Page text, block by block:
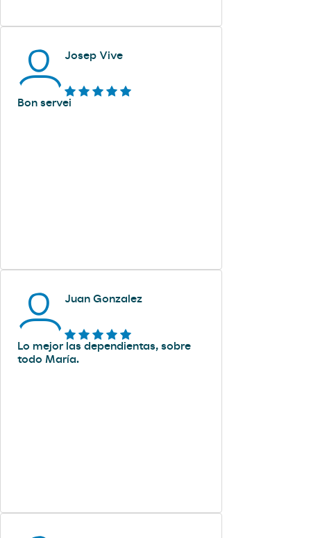
Josep Vive
Bon servei
Juan Gonzalez
Lo mejor las dependientas, sobre
todo María.